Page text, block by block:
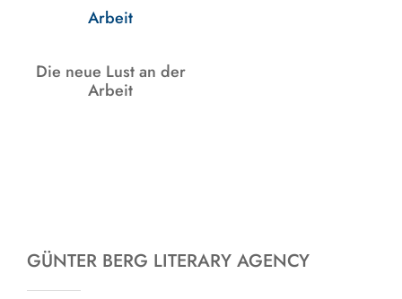
Die neue Lust an der
Arbeit
GÜNTER BERG LITERARY AGENCY